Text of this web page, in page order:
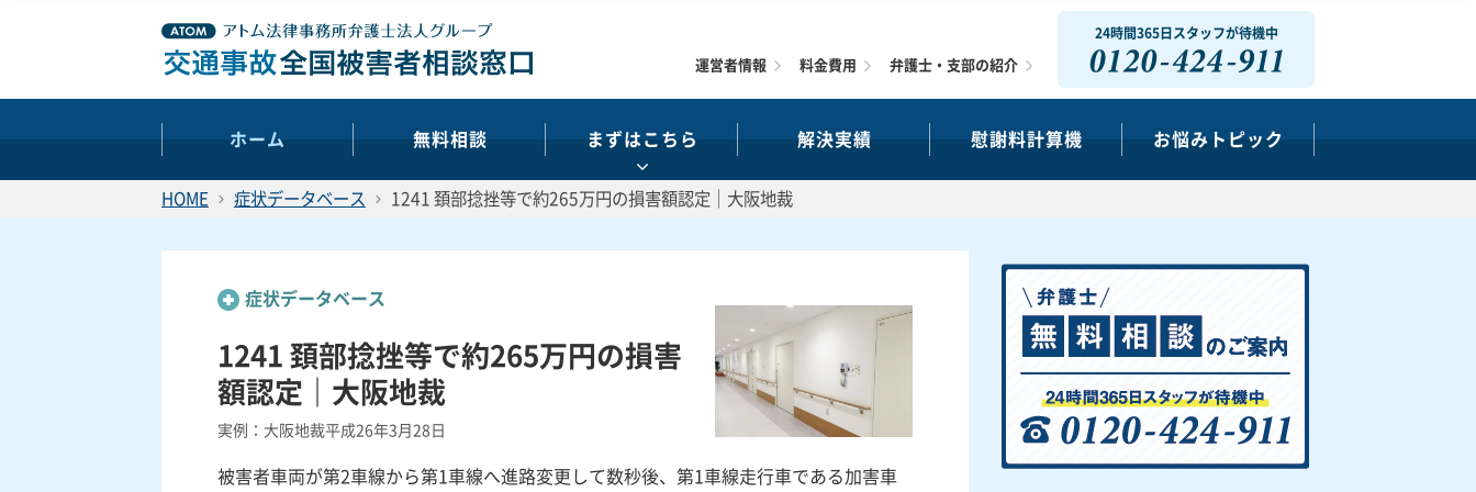
24時間365日スタッフが待機中
0120-424-911
ホーム 無料相談 まずはこちら 解決実績 慰謝料計算機 お悩みトピック
運営者情報 料金費用 弁護士・支部の紹介
HOME 症状データベース 1241 頚部捻挫等で約265万円の損害額認定｜大阪地裁
症状データベース
1241 頚部捻挫等で約265万円の損害
額認定｜大阪地裁
実例：大阪地裁平成26年3月28日
被害者車両が第2車線から第1車線へ進路変更して数秒後、第1車線走行車である加害車